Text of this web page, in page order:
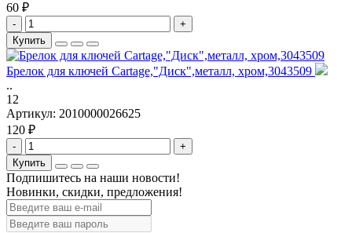
60 ₽
-
+
Купить
Брелок для ключей Cartage,"Диск",металл, хром,3043509
..
12
Артикул: 2010000026625
120 ₽
-
+
Купить
Подпишитесь на наши новости!
Новинки, скидки, предложения!